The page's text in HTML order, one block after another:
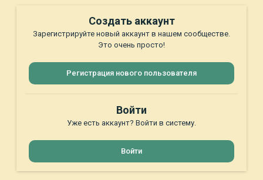
Создать аккаунт
Зарегистрируйте новый аккаунт в нашем сообществе.
Это очень просто!
Регистрация нового пользователя
Войти
Уже есть аккаунт? Войти в систему.
Войти